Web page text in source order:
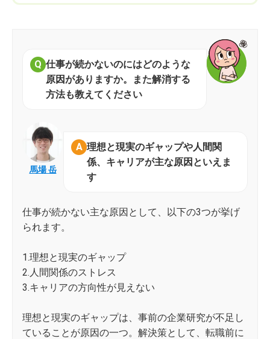
仕事が続かないのにはどのような
原因がありますか。また解消する
方法も教えてください
馬場 岳
理想と現実のギャップや人間関
係、キャリアが主な原因といえま
す
仕事が続かない主な原因として、以下の3つが挙げ
られます。
1.理想と現実のギャップ
2.人間関係のストレス
3.キャリアの方向性が見えない
理想と現実のギャップは、事前の企業研究が不足し
ていることが原因の一つ。解決策として、転職前に